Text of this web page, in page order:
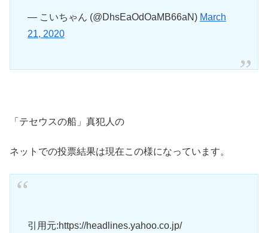
— こいちゃん (@DhsEaOdOaMB66aN) March
21, 2020
「テセウスの船」真犯人の
ネットでの投票結果は現在この様になっています。
引用元:https://headlines.yahoo.co.jp/